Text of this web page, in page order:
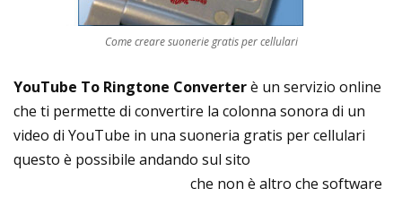
Come creare suonerie gratis per cellulari
YouTube To Ringtone Converterè un servizio online
che ti permette di convertire la colonna sonora di un
video di YouTube in una suoneria gratis per cellulari
questo è possibile andando sul sito
che non è altro che software